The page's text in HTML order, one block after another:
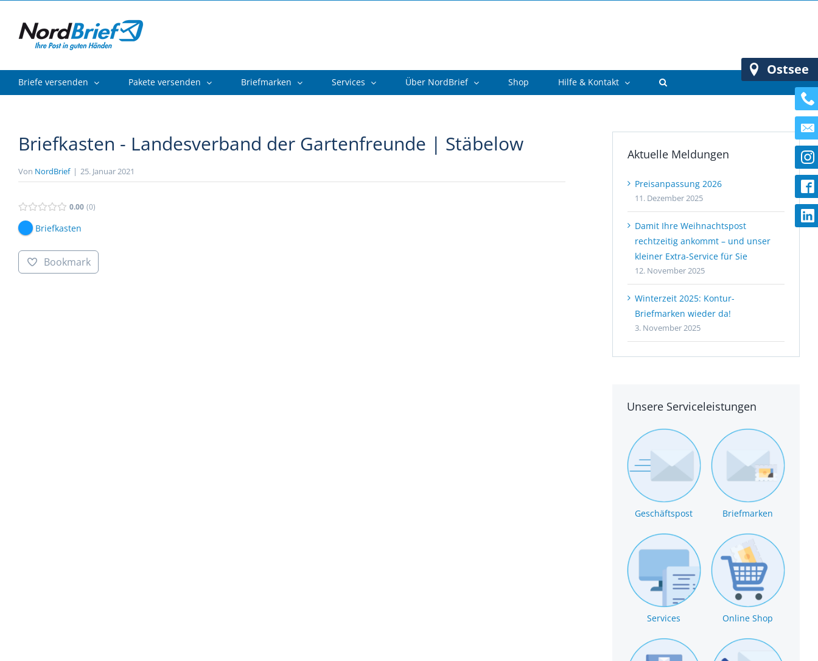
Inhalt
springen
Briefe versenden Pakete versenden Briefmarken Services Über NordBrief Shop Hilfe & Kontakt
Briefkasten - Landesverband der Gartenfreunde | Stäbelow
Von NordBrief | 25. Januar 2021
0.00 0
Briefkasten
Bookmark
Aktuelle Meldungen
Preisanpassung 2026
11. Dezember 2025
Damit Ihre Weihnachtspost
rechtzeitig ankommt – und unser
kleiner Extra-Service für Sie
12. November 2025
Winterzeit 2025: Kontur-
Briefmarken wieder da!
3. November 2025
Unsere Serviceleistungen
Geschäftspost Briefmarken
Services Online Shop
Ostsee